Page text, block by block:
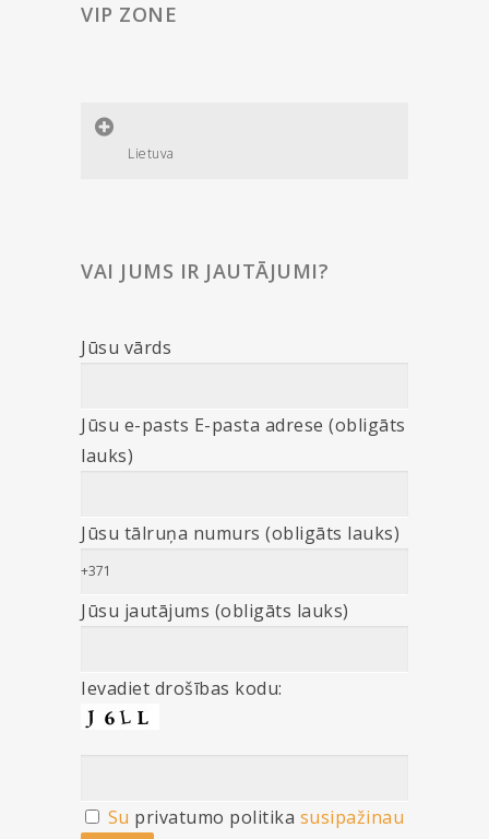
VIP ZONE
Lietuva
VAI JUMS IR JAUTĀJUMI?
Jūsu vārds
Jūsu e-pasts E-pasta adrese (obligāts
lauks)
Jūsu tālruņa numurs (obligāts lauks)
Jūsu jautājums (obligāts lauks)
Ievadiet drošības kodu:
Su privatumo politika susipažinau